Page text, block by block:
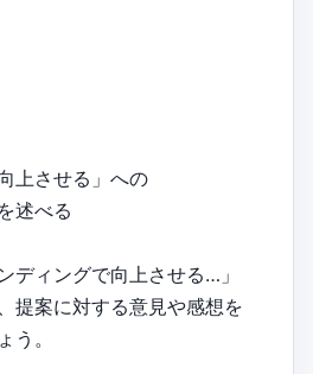
上させる」への
述べる
ディングで向上させる…」
提案に対する意見や感想を
う。